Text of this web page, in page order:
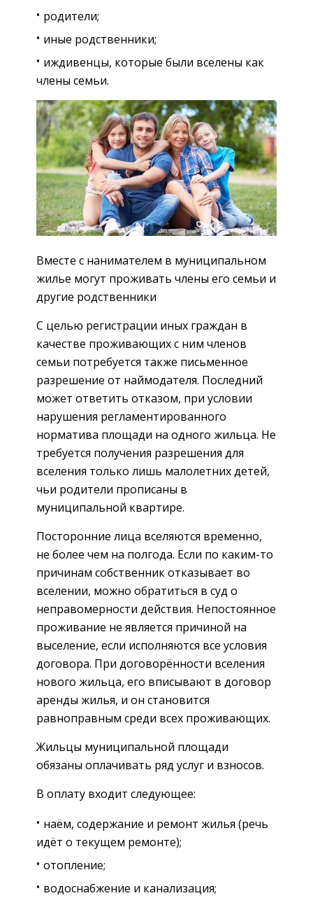
родители;
иные родственники;
иждивенцы, которые были вселены как
члены семьи.
Вместе с нанимателем в муниципальном
жилье могут проживать члены его семьи и
другие родственники
С целью регистрации иных граждан в
качестве проживающих с ним членов
семьи потребуется также письменное
разрешение от наймодателя. Последний
может ответить отказом, при условии
нарушения регламентированного
норматива площади на одного жильца. Не
требуется получения разрешения для
вселения только лишь малолетних детей,
чьи родители прописаны в
муниципальной квартире.
Посторонние лица вселяются временно,
не более чем на полгода. Если по каким-то
причинам собственник отказывает во
вселении, можно обратиться в суд о
неправомерности действия. Непостоянное
проживание не является причиной на
выселение, если исполняются все условия
договора. При договорённости вселения
нового жильца, его вписывают в договор
аренды жилья, и он становится
равноправным среди всех проживающих.
Жильцы муниципальной площади
обязаны оплачивать ряд услуг и взносов.
В оплату входит следующее:
наём, содержание и ремонт жилья (речь
идёт о текущем ремонте);
отопление;
водоснабжение и канализация;